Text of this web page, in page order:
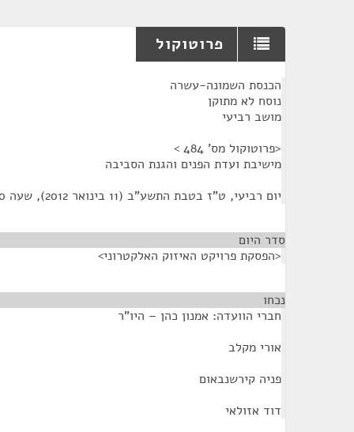
פרוטוקול
הכנסת השמונה-עשרה
נוסח לא מתוקן
מושב רביעי
<פרוטוקול מס' 484 >
מישיבת ועדת הפנים והגנת הסביבה
יום רביעי, ט"ז בטבת התשע"ב (11 בינואר 2012), שעה 9:00
סדר היום
<הפסקת פרויקט האיזוק האלקטרוני>
נכחו
חברי הוועדה: אמנון כהן – היו"ר
אורי מקלב
פניה קירשנבאום
דוד אזולאי